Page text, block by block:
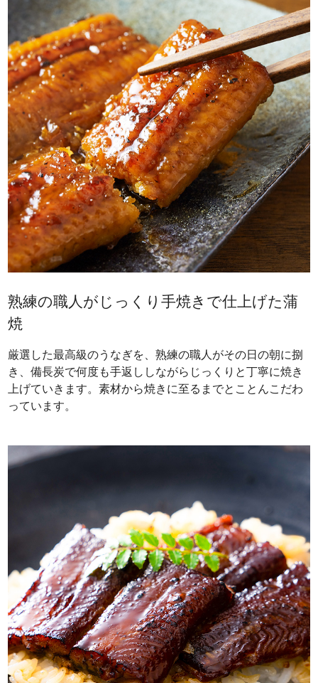
熟練の職人がじっくり手焼きで仕上げた蒲
焼
厳選した最高級のうなぎを、熟練の職人がその日の朝に捌
き、備長炭で何度も手返ししながらじっくりと丁寧に焼き
上げていきます。素材から焼きに至るまでとことんこだわ
っています。